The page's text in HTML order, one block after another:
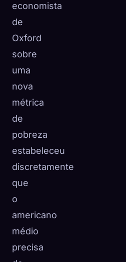
economista
de
Oxford
sobre
uma
nova
métrica
de
pobreza
estabeleceu
discretamente
que
o
americano
médio
precisa